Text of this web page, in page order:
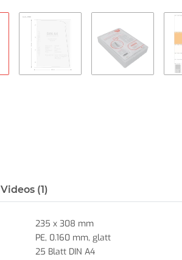
Videos (1)
235 x 308 mm
PE, 0.160 mm, glatt
25 Blatt DIN A4